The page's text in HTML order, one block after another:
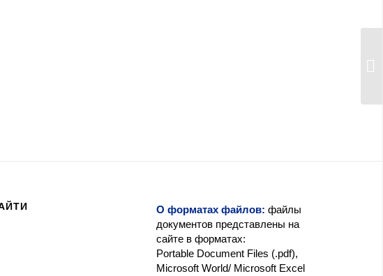
О форматах файлов: файлы
документов представлены на
сайте в форматах:
Portable Document Files (.pdf),
Microsoft World/ Microsoft Excel